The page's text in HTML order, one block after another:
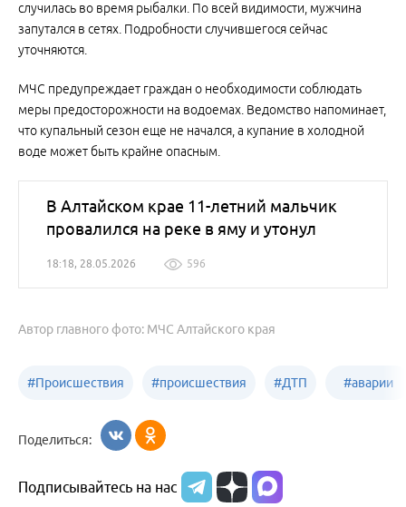
случилась во время рыбалки. По всей видимости, мужчина
запутался в сетях. Подробности случившегося сейчас
уточняются.
МЧС предупреждает граждан о необходимости соблюдать
меры предосторожности на водоемах. Ведомство напоминает,
что купальный сезон еще не начался, а купание в холодной
воде может быть крайне опасным.
В Алтайском крае 11-летний мальчик
провалился на реке в яму и утонул
18:18, 28.05.2026 596
Автор главного фото: МЧС Алтайского края
#Происшествия #происшествия
Алтайский край
#ДТП #аварии
Поделиться:
Подписывайтесь на нас